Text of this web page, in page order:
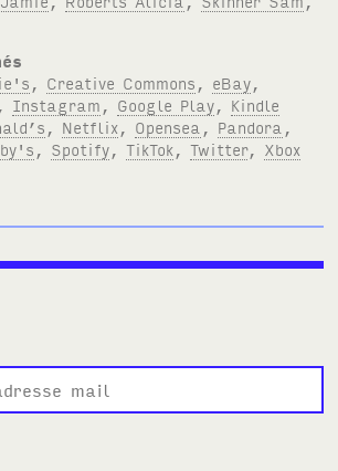
Creative Commons eBay
Instagram Google Play
Kindle
Netflix Opensea Pandora
Spotify ,TikTok ,Twitter, Xbox